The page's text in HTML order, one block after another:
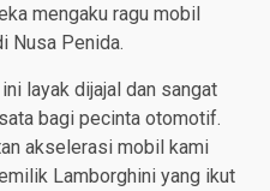
mengaku ragu mobil
Nusa Penida.
layak dijajal dan sangat
bagi pecinta otomotif.
akselerasi mobil kami
Lamborghini yang ikut